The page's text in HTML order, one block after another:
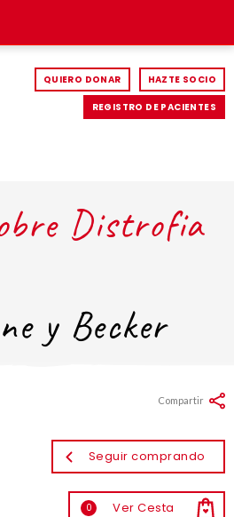
QUIERO DONAR HAZTE SOCIO
REGISTRO DE PACIENTES
Distrofia
y Becker
Seguir comprando
0 Ver Cesta
Compartir